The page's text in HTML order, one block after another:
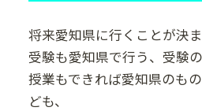
将来愛知県に行くことが決ま
受験も愛知県で行う、受験
授業もできれば愛知県のも
ども、